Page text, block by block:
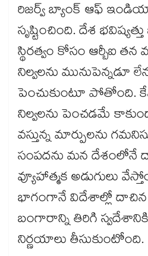
రిజర్వ్ బ్యాంక్ ఆఫ్ ఇండియా
సృష్టించింది. దేశ
స్థిరత్వం కోసం ఆర్బీఐ తన
నిల్వలను మునుపెన్నడూ
పెంచుకుంటూ పోతోంది.
నిల్వలను పెంచడమే
వస్తున్న మార్పులను
సంపదను మన దేశంలోనే
వ్యూహాత్మక అడుగులు
భాగంగానే విదేశాల్లో దాచిన
బంగారాన్ని తిరిగి
నిర్ణయాలు తీసుకుంటోంది.